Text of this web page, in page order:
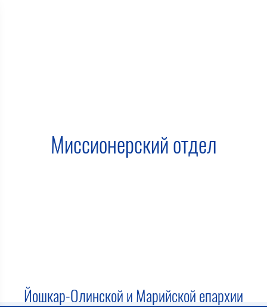
Миссионерский отдел
Йошкар-Олинской и Марийской епархии